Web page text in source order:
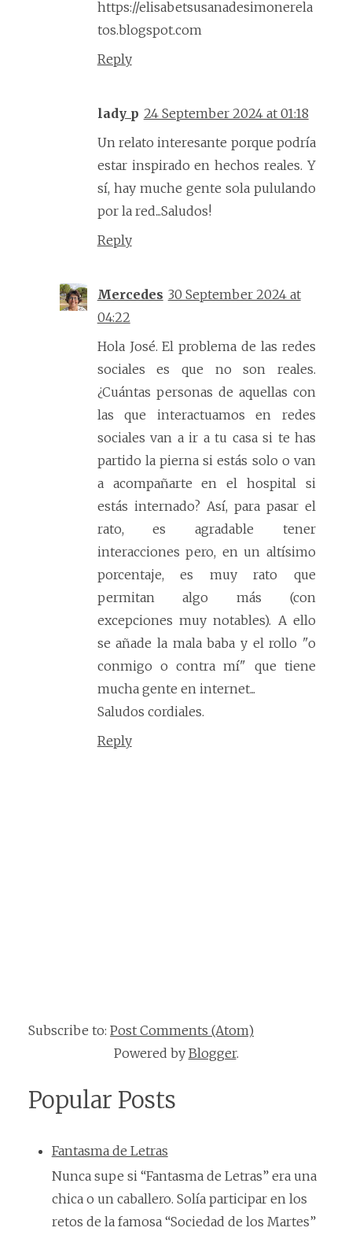
https://elisabetsusanadesimonerela
tos.blogspot.com
Reply
lady_p 24 September 2024 at 01:18
Un relato interesante porque podría
estar inspirado en hechos reales. Y
sí, hay muche gente sola pululando
por la red...Saludos!
Reply
Mercedes 30 September 2024 at
04:22
Hola José. El problema de las redes
sociales es que no son reales.
¿Cuántas personas de aquellas con
las que interactuamos en redes
sociales van a ir a tu casa si te has
partido la pierna si estás solo o van
a acompañarte en el hospital si
estás internado? Así, para pasar el
rato, es agradable tener
interacciones pero, en un altísimo
porcentaje, es muy rato que
permitan algo más (con
excepciones muy notables). A ello
se añade la mala baba y el rollo "o
conmigo o contra mí" que tiene
mucha gente en internet...
Saludos cordiales.
Reply
Subscribe to: Post Comments (Atom)
Powered by Blogger.
Popular Posts
Fantasma de Letras
Nunca supe si “Fantasma de Letras” era una
chica o un caballero. Solía participar en los
retos de la famosa “Sociedad de los Martes”